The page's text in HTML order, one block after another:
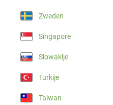
Zweden
Singapore
Slowakije
Turkije
Taiwan